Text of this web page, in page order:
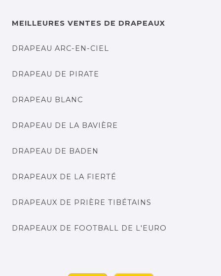
MEILLEURES VENTES DE DRAPEAUX
DRAPEAU ARC-EN-CIEL
DRAPEAU DE PIRATE
DRAPEAU BLANC
DRAPEAU DE LA BAVIÈRE
DRAPEAU DE BADEN
DRAPEAUX DE LA FIERTÉ
DRAPEAUX DE PRIÈRE TIBÉTAINS
DRAPEAUX DE FOOTBALL DE L'EURO